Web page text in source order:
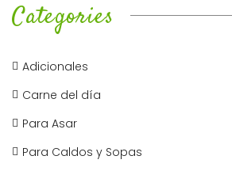
Categories
Adicionales
Carne del día
Para Asar
Para Caldos y Sopas